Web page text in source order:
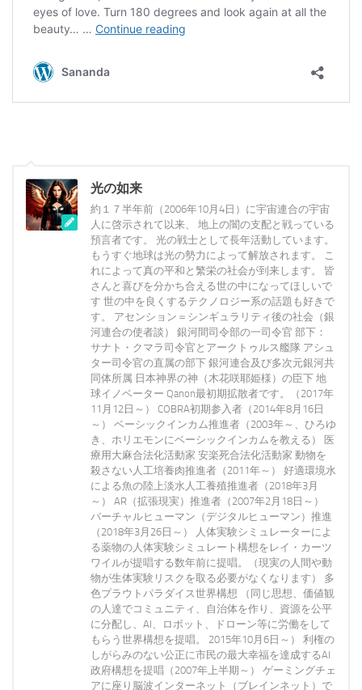
光の如来
約１７半年前（2006年10月4日）に宇宙連合の宇宙
人に啓示されて以来、 地上の闇の支配と戦っている
預言者です。 光の戦士として長年活動しています。
もうすぐ地球は光の勢力によって解放されます。 こ
れによって真の平和と繁栄の社会が到来します。 皆
さんと喜びを分かち合える世の中になってほしいで
す 世の中を良くするテクノロジー系の話題も好きで
す。 アセンション＝シンギュラリティ後の社会（銀
河連合の使者談） 銀河間司令部の一司令官 部下：
サナト・クマラ司令官とアークトゥルス艦隊 アシュ
ター司令官の直属の部下 銀河連合及び多次元銀河共
同体所属 日本神界の神（木花咲耶姫様）の臣下 地
球イノベーター Qanon最初期拡散者です。（2017年
11月12日～） COBRA初期参入者（2014年8月16日
～） ベーシックインカム推進者（2003年～、ひろゆ
き、ホリエモンにベーシックインカムを教える） 医
療用大麻合法化活動家 安楽死合法化活動家 動物を
殺さない人工培養肉推進者（2011年～） 好適環境水
による魚の陸上淡水人工養殖推進者（2018年3月
～） AR（拡張現実）推進者（2007年2月18日～）
バーチャルヒューマン（デジタルヒューマン）推進
（2018年3月26日～） 人体実験シミュレーターによ
る薬物の人体実験シミュレート構想をレイ・カーツ
ワイルが提唱する数年前に提唱。（現実の人間や動
物が生体実験リスクを取る必要がなくなります） 多
色プラウトパラダイス世界構想 （同じ思想、価値観
の人達でコミュニティ、自治体を作り、資源を公平
に分配し、AI、ロボット、ドローン等に労働をして
もらう世界構想を提唱。 2015年10月6日～） 利権の
しがらみのない公正に市民の最大幸福を達成するAI
政府構想を提唱（2007年上半期～） ゲーミングチェ
アに座り脳波インターネット（ブレインネット）で